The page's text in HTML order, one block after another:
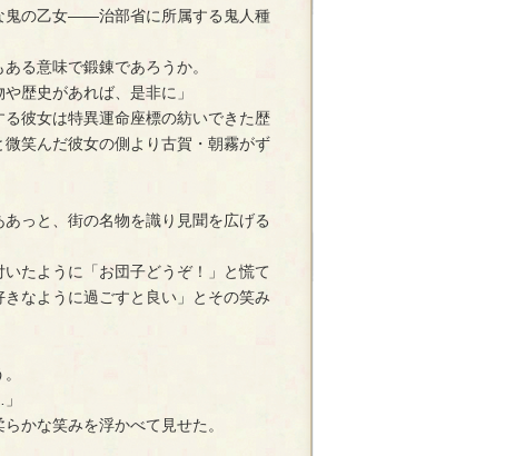
鬼の乙女――治部省に所属する鬼人種
る意味で鍛錬であろうか。
歴史があれば、是非に」
彼女は特異運命座標の紡いできた歴
笑んだ彼女の側より古賀・朝霧がず
っと、街の名物を識り見聞を広げる
たように「お団子どうぞ！」と慌て
なように過ごすと良い」とその笑み
かな笑みを浮かべて見せた。